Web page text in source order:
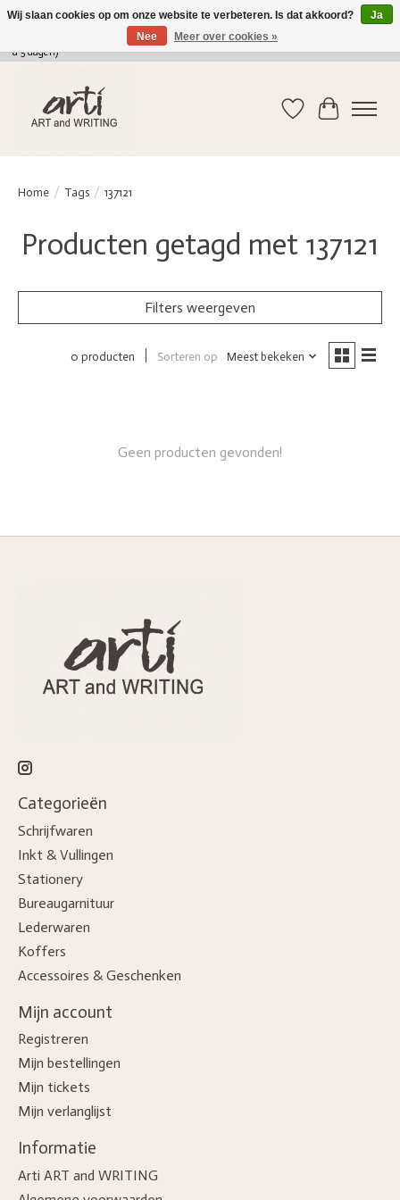
verkoop@arti-artandwriting.be/ +32 (0)471 41 82 41 / GRATIS verzending > 75 euro (2
a 5 dagen)
Verlanglijst
Home / Tags / 137121
Producten getagd met 137121
Filters weergeven
0 producten Sorteren op Meest bekeken
Geen producten gevonden!
Categorieën
Schrijfwaren
Inkt & Vullingen
Stationery
Bureaugarnituur
Lederwaren
Koffers
Accessoires & Geschenken
Mijn account
Registreren
Mijn bestellingen
Mijn tickets
Mijn verlanglijst
Informatie
Arti ART and WRITING
Wij slaan cookies op om onze website te verbeteren. Is dat akkoord?
Ja
Nee
Meer over cookies »